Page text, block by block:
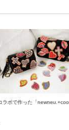
ラボで作った「